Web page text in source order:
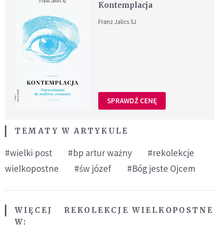
Kontemplacja
Franz Jalics SJ
SPRAWDŹ CENĘ
TEMATY W ARTYKULE
#wielki post #bp artur ważny
#rekolekcje
wielkopostne
#św józef #Bóg jeste Ojcem
WIĘCEJ
W:
REKOLEKCJE WIELKOPOSTNE